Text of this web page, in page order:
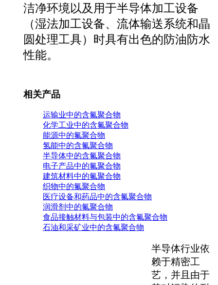
洁净环境以及用于半导体加工设备
（湿法加工设备、流体输送系统和晶
圆处理工具）时具有出色的防油防水
性能。
相关产品
运输业中的含氟聚合物
化学工业中的含氟聚合物
能源中的氟聚合物
氢能中的含氟聚合物
半导体中的含氟聚合物
电子产品中的氟聚合物
建筑材料中的氟聚合物
织物中的氟聚合物
医疗设备和药品中的含氟聚合物
润滑剂中的氟聚合物
食品接触材料与包装中的含氟聚合物
石油和采矿业中的含氟聚合物
半导体行业依
赖于精密工
艺，并且由于